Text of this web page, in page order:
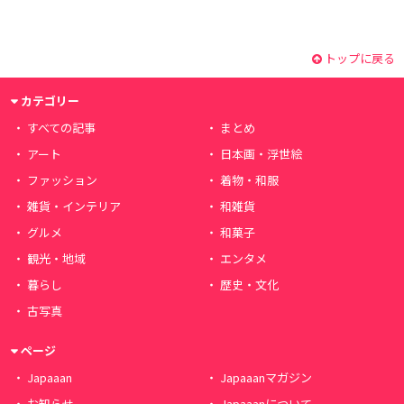
トップに戻る
カテゴリー
すべての記事
まとめ
アート
日本画・浮世絵
ファッション
着物・和服
雑貨・インテリア
和雑貨
グルメ
和菓子
観光・地域
エンタメ
暮らし
歴史・文化
古写真
ページ
Japaaan
Japaaanマガジン